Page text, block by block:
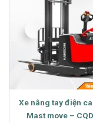
Xe nâng tay điện
Mast move –